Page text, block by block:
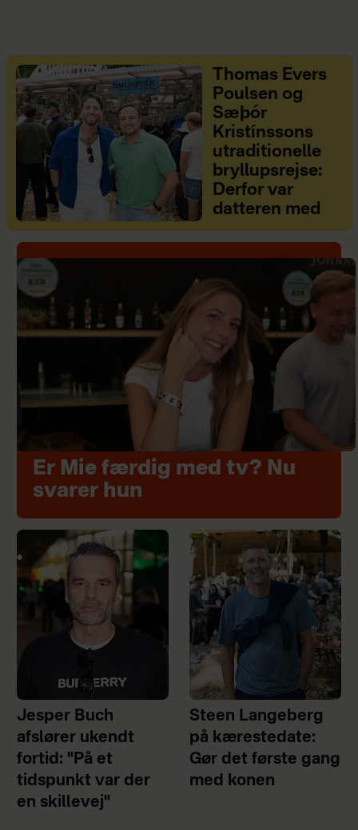
Thomas Evers
Poulsen og
Sæþór
Kristínssons
utraditionelle
bryllupsrejse:
Derfor var
datteren med
Er Mie færdig med tv? Nu
svarer hun
Jesper Buch
afslører ukendt
fortid: "På et
tidspunkt var der
en skillevej"
Steen Langeberg
på kærestedate:
Gør det første gang
med konen